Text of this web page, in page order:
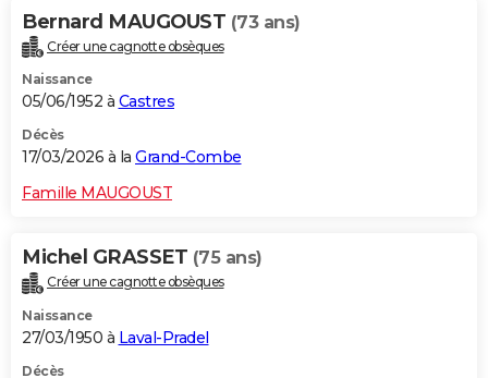
Bernard MAUGOUST (73 ans)
Créer une cagnotte obsèques
Naissance
05/06/1952 à Castres
Décès
17/03/2026 à la Grand-Combe
Famille MAUGOUST
Michel GRASSET (75 ans)
Créer une cagnotte obsèques
Naissance
27/03/1950 à Laval-Pradel
Décès